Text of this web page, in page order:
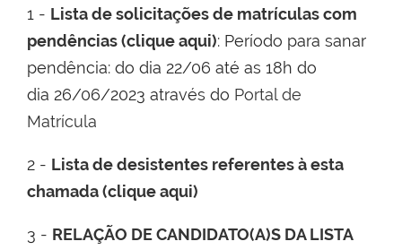
1 - Lista de solicitações de matrículas com
pendências (clique aqui): Período para sanar
pendência: do dia 22/06 até as 18h do
dia 26/06/2023 através do Portal de
Matrícula
2 - Lista de desistentes referentes à esta
chamada (clique aqui)
3 - RELAÇÃO DE CANDIDATO(A)S DA LISTA